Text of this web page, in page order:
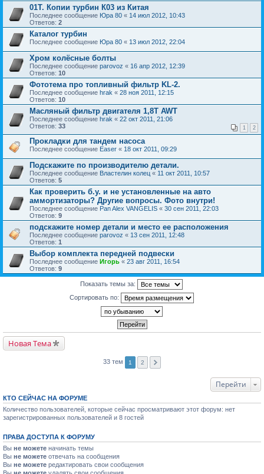
01Т. Копии турбин К03 из Китая
Последнее сообщение Юра 80 « 14 июл 2012, 10:43
Ответов: 2
Каталог турбин
Последнее сообщение Юра 80 « 13 июл 2012, 22:04
Хром колёсные болты
Последнее сообщение parovoz « 16 апр 2012, 12:39
Ответов: 10
Фототема про топливный фильтр KL-2.
Последнее сообщение hrak « 28 ноя 2011, 12:15
Ответов: 10
Масляный фильтр двигателя 1,8Т AWT
Последнее сообщение hrak « 22 окт 2011, 21:06
Ответов: 33 1 2
Прокладки для тандем насоса
Последнее сообщение Easer « 18 окт 2011, 09:29
Подскажите по производителю детали.
Последнее сообщение Властелин колец « 11 окт 2011, 10:57
Ответов: 5
Как проверить б.у. и не установленные на авто
аммортизаторы? Другие вопросы. Фото внутри!
Последнее сообщение Pan Alex VANGELIS « 30 сен 2011, 22:03
Ответов: 9
подскажите номер детали и место ее расположения
Последнее сообщение parovoz « 13 сен 2011, 12:48
Ответов: 1
Выбор комплекта передней подвески
Последнее сообщение Игорь « 23 авг 2011, 16:54
Ответов: 9
Показать темы за:
Сортировать по:
Новая Тема
33 тем 1 2
Перейти
КТО СЕЙЧАС НА ФОРУМЕ
Количество пользователей, которые сейчас просматривают этот форум: нет
зарегистрированных пользователей и 8 гостей
ПРАВА ДОСТУПА К ФОРУМУ
Вы не можете начинать темы
Вы не можете отвечать на сообщения
Вы не можете редактировать свои сообщения